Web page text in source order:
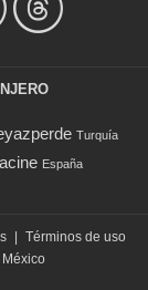
Turquía
España
| Términos de uso